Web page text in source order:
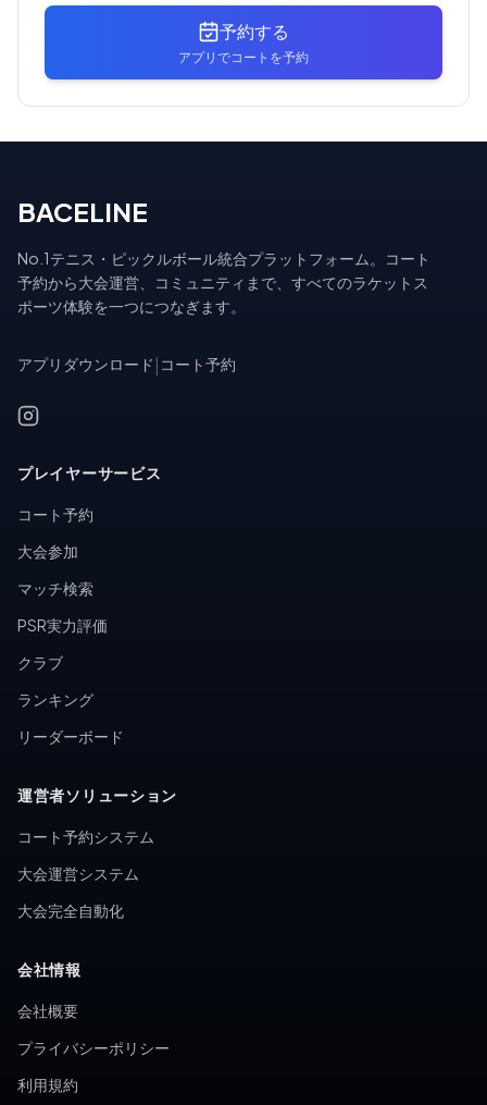
予約する
アプリでコートを予約
BACELINE
No.1テニス・ピックルボール統合プラットフォーム。コート
予約から大会運営、コミュニティまで、すべてのラケットス
ポーツ体験を一つにつなぎます。
アプリダウンロード コート予約
プレイヤーサービス
コート予約
大会参加
マッチ検索
PSR実力評価
クラブ
ランキング
リーダーボード
運営者ソリューション
コート予約システム
大会運営システム
大会完全自動化
会社情報
会社概要
プライバシーポリシー
利用規約